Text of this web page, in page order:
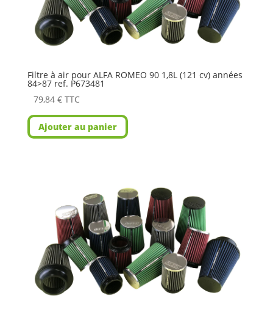
Filtre à air pour ALFA ROMEO 90 1,8L (121 cv) années
84>87 ref. P673481
79,84 € TTC
Ajouter au panier